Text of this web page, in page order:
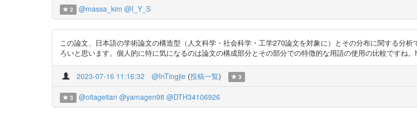
2 @massa_kim @I_Y_S
この論文、日本語の学術論文の構造型（人文科学・社会科学・工学270論文を対象に）とその分布に関する分
ろいと思います。個人的に特に気になるのは論文の構成部分とその部分での特徴的な用語の使用の比較ですね
2023-07-16 11:16:32 @InTingjie (投稿一覧) 3
3 @oitageitan @yamagen98 @DTH34106926